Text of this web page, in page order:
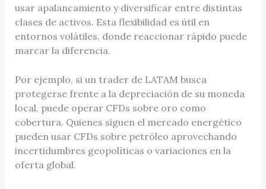
usar apalancamiento y diversificar entre distintas
clases de activos. Esta flexibilidad es útil en
entornos volátiles, donde reaccionar rápido puede
marcar la diferencia.
Por ejemplo, si un trader de LATAM busca
protegerse frente a la depreciación de su moneda
local, puede operar CFDs sobre oro como
cobertura. Quienes siguen el mercado energético
pueden usar CFDs sobre petróleo aprovechando
incertidumbres geopolíticas o variaciones en la
oferta global.